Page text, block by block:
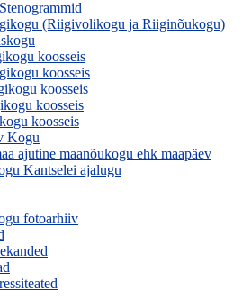
Stenogrammid
(Riigivolikogu ja Riiginõukogu)
koosseis
koosseis
koosseis
koosseis
koosseis
Kogu
ajutine maanõukogu ehk maapäev
Kantselei ajalugu
fotoarhiiv